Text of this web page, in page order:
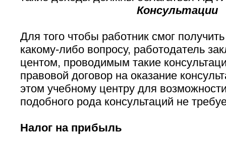
Консультации
Для того чтобы работник смог
какому-либо вопросу, работодатель
центом, проводимым такие
правовой договор на оказание
этом учебному центру для
подобного рода консультаций не
Налог на прибыль